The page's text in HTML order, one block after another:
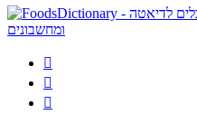


